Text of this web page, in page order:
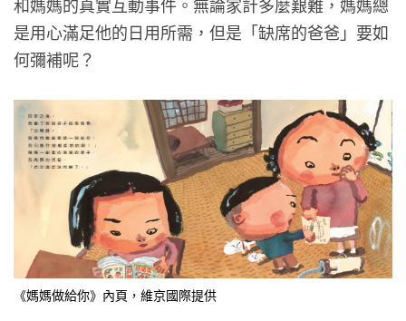
是用心滿足他的日用所需，但是「缺席的爸爸」要如
何彌補呢？
《媽媽做給你》內頁，維京​​​​​國際提供